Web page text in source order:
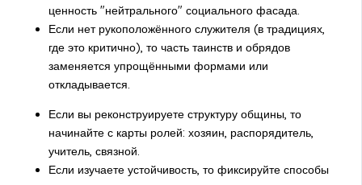
ценность "нейтрального" социального фасада.
Если нет рукоположённого служителя (в традициях,
где это критично), то часть таинств и обрядов
заменяется упрощёнными формами или
откладывается.
Если вы реконструируете структуру общины, то
начинайте с карты ролей: хозяин, распорядитель,
учитель, связной.
Если изучаете устойчивость, то фиксируйте способы